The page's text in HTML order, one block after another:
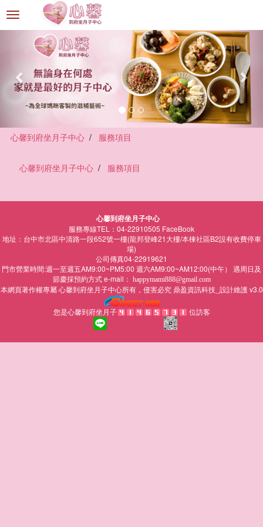
選
單
心馨到府坐月子中心 服務項目
心馨到府坐月子中心 服務項目
心馨到府坐月子中心
服務專線TEL：04-22910505 FaceBook
地址：台中市北區中清路一段652號一樓(龍邦登峰21大樓/本棟社區B2設有收費停車
場)
公司傳真04-22919621
門市營業時間:週一至週五AM9:00~PM5:00 週六AM9:00~AM12:00(中午） 遇周日及
節慶採預約方式 e-mail： happymami888@gmail.com
本網頁著作權專屬心馨到府坐月子中心所有，侵害必究 鼎盈資訊科技_設計維護 v3.0
您是心馨到府坐月子 位訪客